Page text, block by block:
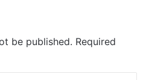
be published. Required